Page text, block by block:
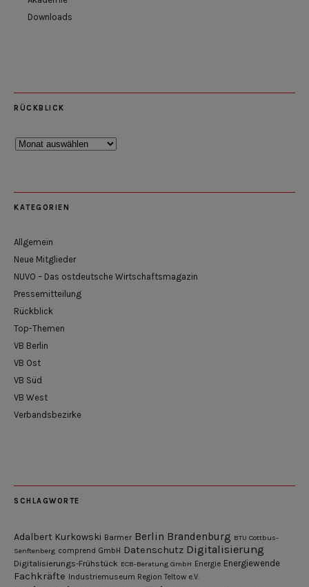
Downloads
RÜCKBLICK
Rückblick
KATEGORIEN
Allgemein
Neue Mitglieder
NUVO – Das ostdeutsche Wirtschaftsmagazin
Pressemitteilung
Rückblick
Top-Themen
VB Berlin
VB Ost
VB Süd
VB West
Verbandsbezirke
SCHLAGWORTE
Adalbert Kurkowski Barmer Berlin Brandenburg BTU Cottbus-
Senftenberg comprend GmbH Datenschutz Digitalisierung
Digitalisierungs-Frühstück ECB-Beratung GmbH Energie Energiewende
Fachkräfte Industriemuseum Region Teltow e.V.